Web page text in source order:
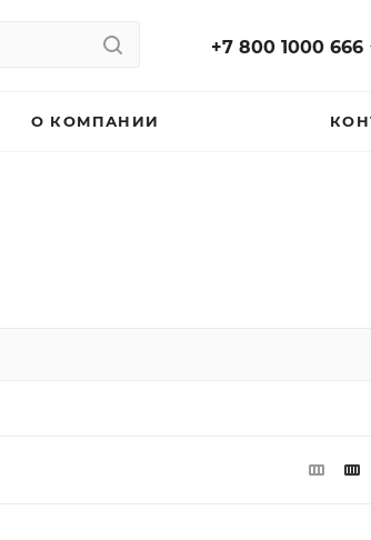
+7 800 1000 666
О КОМПАНИИ